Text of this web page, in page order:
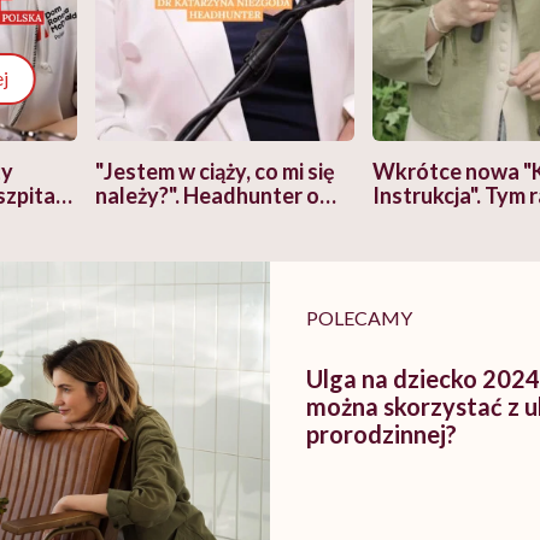
"Jestem w ciąży, co mi się
należy?". Headhunter o
Wkrótce nowa
Instrukcja". Tym
POLECAMY
Ulga na dziecko
można skorzystać z
prorodzinnej?